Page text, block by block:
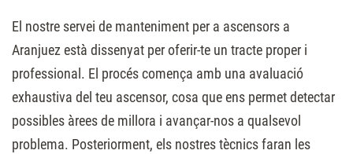
El nostre servei de manteniment per a ascensors a
Aranjuez està dissenyat per oferir-te un tracte proper i
professional. El procés comença amb una avaluació
exhaustiva del teu ascensor, cosa que ens permet detectar
possibles àrees de millora i avançar-nos a qualsevol
problema. Posteriorment, els nostres tècnics faran les